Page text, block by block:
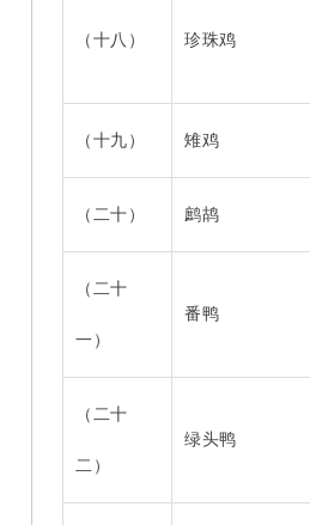
（十八） 珍珠鸡
（十九） 雉鸡
（二十） 鹧鸪
（二十
一）
番鸭
（二十
二）
绿头鸭